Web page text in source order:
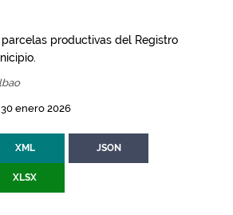
parcelas productivas del Registro
enero 2026
XML JSON
XLSX